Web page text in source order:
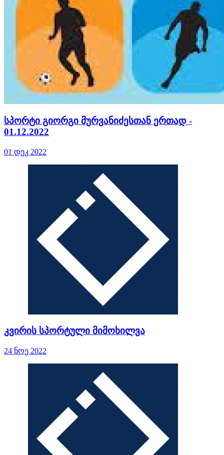
სპორტი გიორგი მურვანიძესთან ერთად -
01.12.2022
01 დეკ 2022
კვირის სპორტული მიმოხილვა
24 ნოე 2022